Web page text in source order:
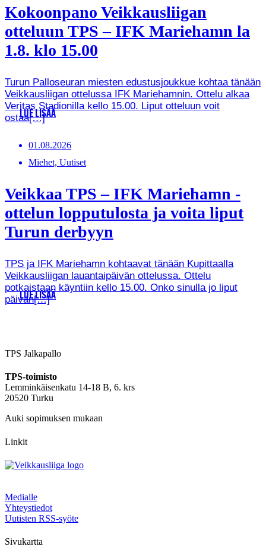
Kokoonpano Veikkausliigan
otteluun TPS – IFK Mariehamn la
1.8. klo 15.00
Turun Palloseuran miesten edustusjoukkue kohtaa tänään
Veikkausliigan ottelussa IFK Mariehamnin. Ottelu alkaa
Veritas Stadionilla kello 15.00. Liput otteluun voit
ostaa[…]
LUE LISÄÄ
01.08.2026
Miehet, Uutiset
Veikkaa TPS – IFK Mariehamn -
ottelun lopputulosta ja voita liput
Turun derbyyn
TPS ja IFK Mariehamn kohtaavat tänään Kupittaalla
Veikkausliigan lauantaipäivän ottelussa. Ottelu
potkaistaan käyntiin kello 15.00. Onko sinulla jo liput
päivän[…]
LUE LISÄÄ
TPS Jalkapallo
TPS-toimisto
Lemminkäisenkatu 14-18 B, 6. krs
20520 Turku
Auki sopimuksen mukaan
Linkit
Medialle
Yhteystiedot
Uutisten RSS-syöte
Sivukartta